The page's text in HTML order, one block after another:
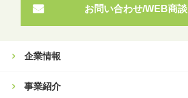
お問い合わせ/WEB商談
企業情報
事業紹介